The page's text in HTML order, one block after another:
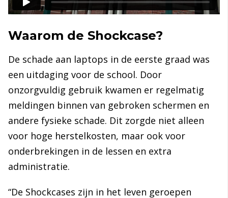
Waarom de Shockcase?
De schade aan laptops in de eerste graad was
een uitdaging voor de school. Door
onzorgvuldig gebruik kwamen er regelmatig
meldingen binnen van gebroken schermen en
andere fysieke schade. Dit zorgde niet alleen
voor hoge herstelkosten, maar ook voor
onderbrekingen in de lessen en extra
administratie.
“De Shockcases zijn in het leven geroepen